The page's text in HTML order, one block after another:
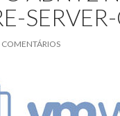
COMENTÁRIOS